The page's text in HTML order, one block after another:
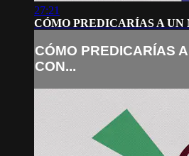
27:21
CÓMO PREDICARÍAS A UN
CÓMO PREDICARÍAS
CON...